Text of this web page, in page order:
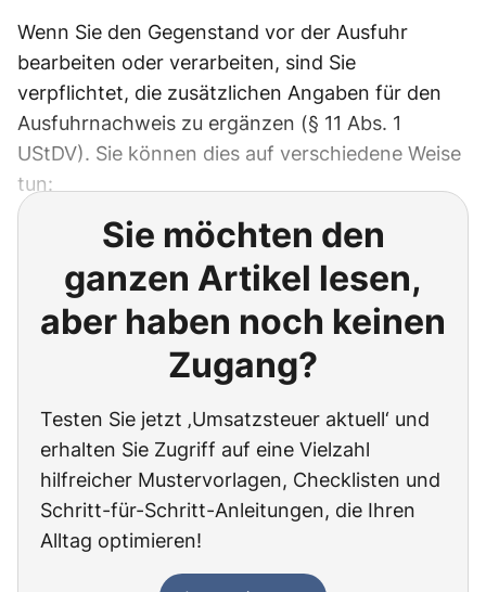
Wenn Sie den Gegenstand vor der Ausfuhr
bearbeiten oder verarbeiten, sind Sie
verpflichtet, die zusätzlichen Angaben für den
Ausfuhrnachweis zu ergänzen (§ 11 Abs. 1
UStDV). Sie können dies auf verschiedene Weise
tun:
Sie möchten den
ganzen Artikel lesen,
aber haben noch keinen
Zugang?
Testen Sie jetzt ‚Umsatzsteuer aktuell‘ und
erhalten Sie Zugriff auf eine Vielzahl
hilfreicher Mustervorlagen, Checklisten und
Schritt-für-Schritt-Anleitungen, die Ihren
Alltag optimieren!